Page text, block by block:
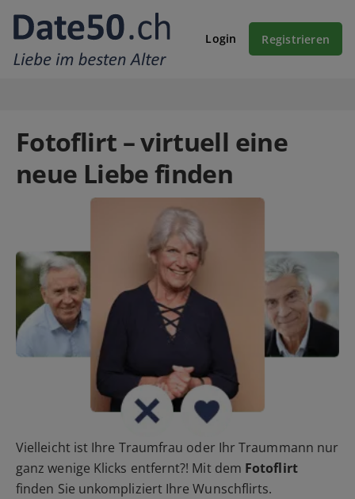
Login Registrieren
Fotoflirt – virtuell eine
neue Liebe finden
Vielleicht ist Ihre Traumfrau oder Ihr Traummann nur
ganz wenige Klicks entfernt?! Mit dem Fotoflirt
finden Sie unkompliziert Ihre Wunschflirts.